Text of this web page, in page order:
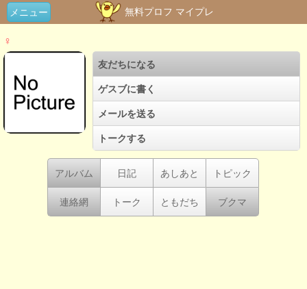
メニュー 無料プロフ マイプレ
♀
友だちになる
ゲスブに書く
メールを送る
トークする
アルバム 日記 あしあと トピック
連絡網 トーク ともだち ブクマ